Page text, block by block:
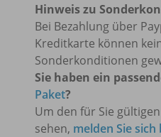
Hinweis zu
Bei Bezahlung über
Kreditkarte können
Sonderkonditionen
Sie haben ein
Paket?
Um den für Sie
sehen, melden Sie sich